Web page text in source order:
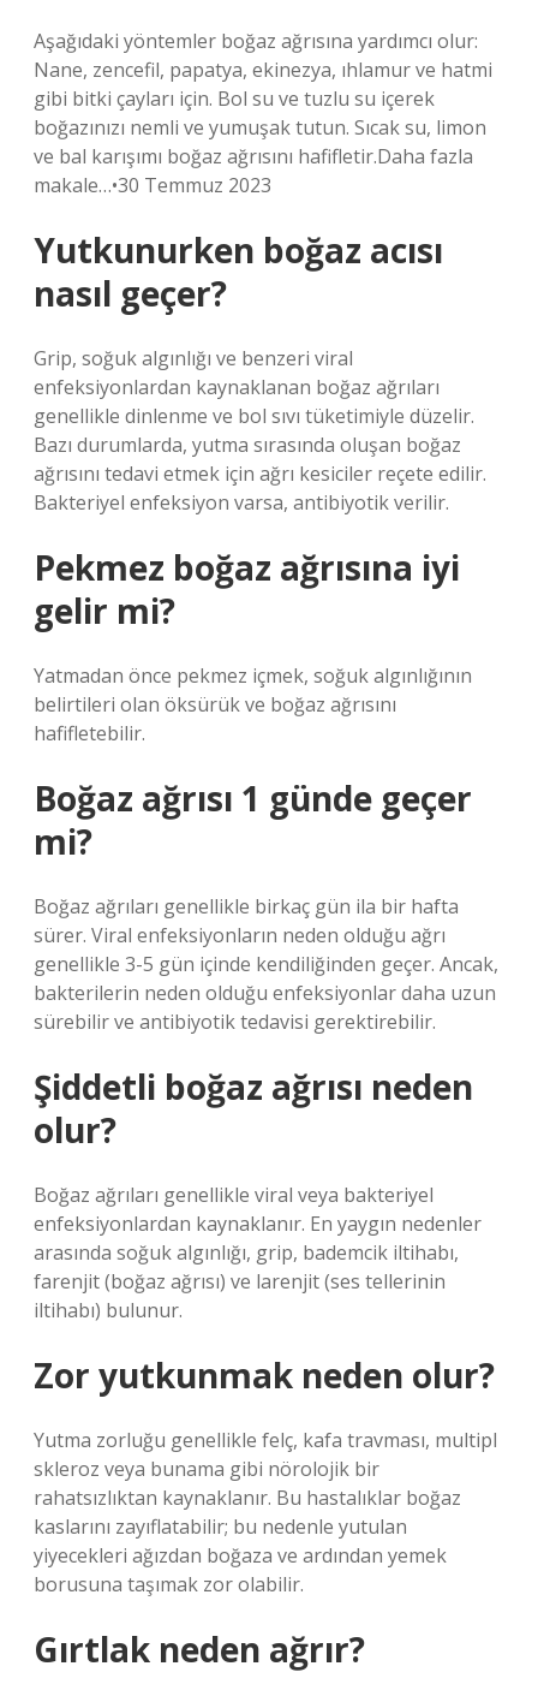
Aşağıdaki yöntemler boğaz ağrısına yardımcı olur:
Nane, zencefil, papatya, ekinezya, ıhlamur ve hatmi
gibi bitki çayları için. Bol su ve tuzlu su içerek
boğazınızı nemli ve yumuşak tutun. Sıcak su, limon
ve bal karışımı boğaz ağrısını hafifletir.Daha fazla
makale…•30 Temmuz 2023
Yutkunurken boğaz acısı
nasıl geçer?
Grip, soğuk algınlığı ve benzeri viral
enfeksiyonlardan kaynaklanan boğaz ağrıları
genellikle dinlenme ve bol sıvı tüketimiyle düzelir.
Bazı durumlarda, yutma sırasında oluşan boğaz
ağrısını tedavi etmek için ağrı kesiciler reçete edilir.
Bakteriyel enfeksiyon varsa, antibiyotik verilir.
Pekmez boğaz ağrısına iyi
gelir mi?
Yatmadan önce pekmez içmek, soğuk algınlığının
belirtileri olan öksürük ve boğaz ağrısını
hafifletebilir.
Boğaz ağrısı 1 günde geçer
mi?
Boğaz ağrıları genellikle birkaç gün ila bir hafta
sürer. Viral enfeksiyonların neden olduğu ağrı
genellikle 3-5 gün içinde kendiliğinden geçer. Ancak,
bakterilerin neden olduğu enfeksiyonlar daha uzun
sürebilir ve antibiyotik tedavisi gerektirebilir.
Şiddetli boğaz ağrısı neden
olur?
Boğaz ağrıları genellikle viral veya bakteriyel
enfeksiyonlardan kaynaklanır. En yaygın nedenler
arasında soğuk algınlığı, grip, bademcik iltihabı,
farenjit (boğaz ağrısı) ve larenjit (ses tellerinin
iltihabı) bulunur.
Zor yutkunmak neden olur?
Yutma zorluğu genellikle felç, kafa travması, multipl
skleroz veya bunama gibi nörolojik bir
rahatsızlıktan kaynaklanır. Bu hastalıklar boğaz
kaslarını zayıflatabilir; bu nedenle yutulan
yiyecekleri ağızdan boğaza ve ardından yemek
borusuna taşımak zor olabilir.
Gırtlak neden ağrır?